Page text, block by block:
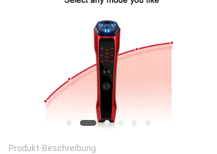
SITEMAP
POLICY
Produkt-Beschreibung